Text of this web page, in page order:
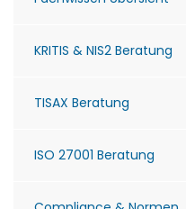
KRITIS & NIS2 Beratung
TISAX Beratung
ISO 27001 Beratung